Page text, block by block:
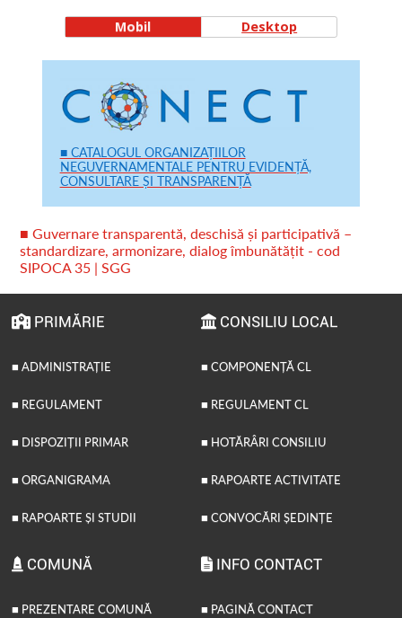
Mobil Desktop
■ CATALOGUL ORGANIZAȚIILOR
NEGUVERNAMENTALE PENTRU EVIDENȚĂ,
CONSULTARE ȘI TRANSPARENȚĂ
■ Guvernare transparentă, deschisă și participativă –
standardizare, armonizare, dialog îmbunătățit - cod
SIPOCA 35 | SGG
PRIMĂRIE
■ ADMINISTRAȚIE
■ REGULAMENT
■ DISPOZIȚII PRIMAR
■ ORGANIGRAMA
■ RAPOARTE ȘI STUDII
CONSILIU LOCAL
■ COMPONENȚĂ CL
■ REGULAMENT CL
■ HOTĂRÂRI CONSILIU
■ RAPOARTE ACTIVITATE
■ CONVOCĂRI ȘEDINȚE
COMUNĂ
■ PREZENTARE COMUNĂ
INFO CONTACT
■ PAGINĂ CONTACT